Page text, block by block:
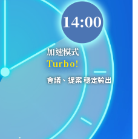
加速模式
Turbo!
會議、提案 穩定輸出